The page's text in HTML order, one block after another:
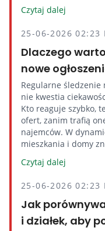
Czytaj dalej
25-06-2026 02:23
Dlaczego
nowe
Regularne śledzenie
nie kwestia
Kto reaguje szybko,
ofert, zanim trafią
najemców. W
mieszkania i domy
Czytaj dalej
25-06-2026 02:23
Jak
i działek, aby